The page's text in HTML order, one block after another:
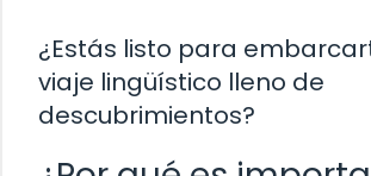
¿Estás listo para
viaje lingüístico lleno de
descubrimientos?